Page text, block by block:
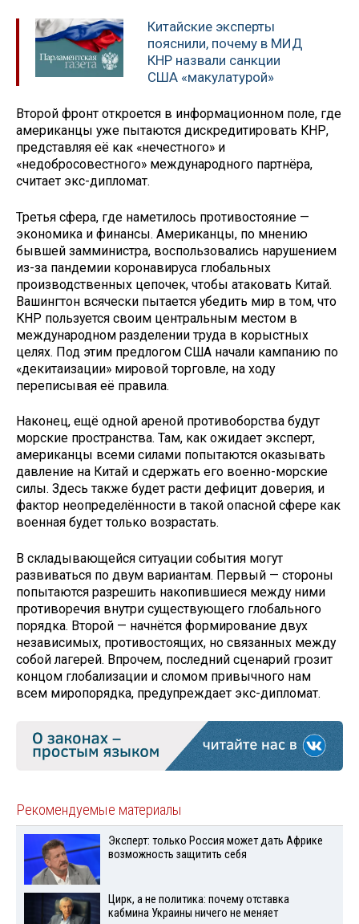
Китайские эксперты
пояснили, почему в МИД
КНР назвали санкции
США «макулатурой»
Второй фронт откроется в информационном поле, где
американцы уже пытаются дискредитировать КНР,
представляя её как «нечестного» и
«недобросовестного» международного партнёра,
считает экс-дипломат.
Третья сфера, где наметилось противостояние —
экономика и финансы. Американцы, по мнению
бывшей замминистра, воспользовались нарушением
из-за пандемии коронавируса глобальных
производственных цепочек, чтобы атаковать Китай.
Вашингтон всячески пытается убедить мир в том, что
КНР пользуется своим центральным местом в
международном разделении труда в корыстных
целях. Под этим предлогом США начали кампанию по
«декитаизации» мировой торговле, на ходу
переписывая её правила.
Наконец, ещё одной ареной противоборства будут
морские пространства. Там, как ожидает эксперт,
американцы всеми силами попытаются оказывать
давление на Китай и сдержать его военно-морские
силы. Здесь также будет расти дефицит доверия, и
фактор неопределённости в такой опасной сфере как
военная будет только возрастать.
В складывающейся ситуации события могут
развиваться по двум вариантам. Первый — стороны
попытаются разрешить накопившиеся между ними
противоречия внутри существующего глобального
порядка. Второй — начнётся формирование двух
независимых, противостоящих, но связанных между
собой лагерей. Впрочем, последний сценарий грозит
концом глобализации и сломом привычного нам
всем миропорядка, предупреждает экс-дипломат.
Рекомендуемые материалы
Эксперт: только Россия может дать Африке
возможность защитить себя
Цирк, а не политика: почему отставка
кабмина Украины ничего не меняет